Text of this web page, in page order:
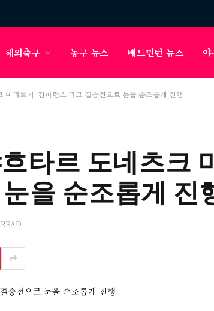
해외축구 농구 뉴스 배드민턴 뉴스
미리보기: 컨퍼런스 리그 결승전으로 눈을 순조롭게 진행
타르 도네츠크
을 순조롭게 진